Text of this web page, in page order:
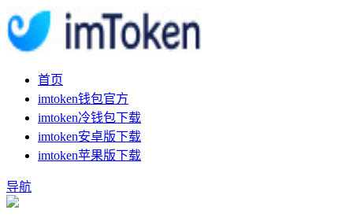
首页
imtoken钱包官方
imtoken冷钱包下载
imtoken安卓版下载
imtoken苹果版下载
导航